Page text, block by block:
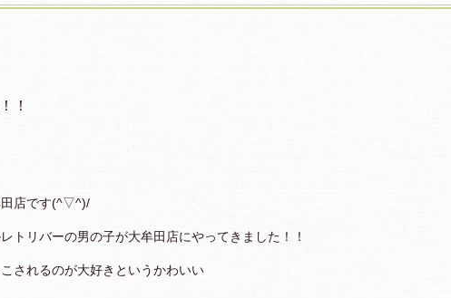
！
田店です(^▽^)/
トリバーの男の子が大牟田店にやってきました！！
されるのが大好きというかわいい